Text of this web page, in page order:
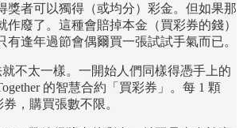
獎者可以獨得（或均分）彩金。但如果那
作廢了。這種會賠掉本金（買彩券的錢）
有逢年過節會偶爾買一張試試手氣而已。
就不太一樣。一開始人們同樣得憑手上的
的智慧合約「買彩券」。每 1 顆
，購買張數不限。